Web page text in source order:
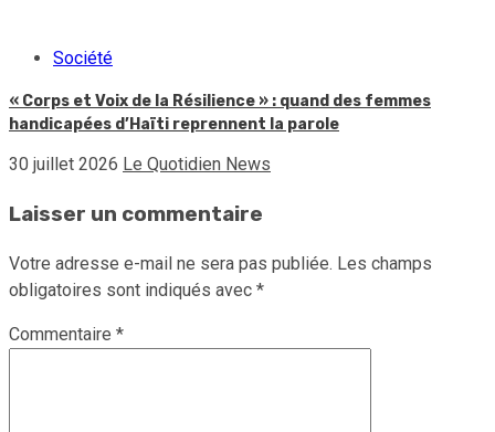
Société
« Corps et Voix de la Résilience » : quand des femmes
handicapées d’Haïti reprennent la parole
30 juillet 2026 Le Quotidien News
Laisser un commentaire
Votre adresse e-mail ne sera pas publiée. Les champs
obligatoires sont indiqués avec *
Commentaire *